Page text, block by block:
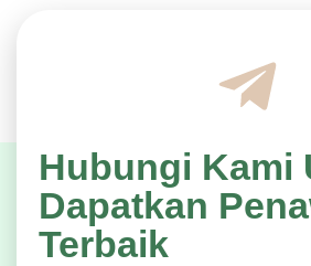
Hubungi Kami
Dapatkan
Terbaik